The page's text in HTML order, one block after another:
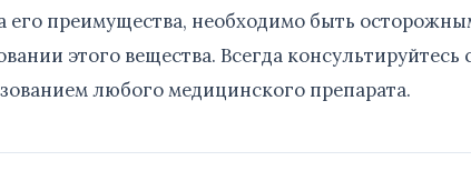
его преимущества, необходимо быть
этого вещества. Всегда консультируйтесь
любого медицинского препарата.